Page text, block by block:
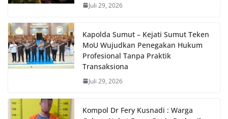
Juli 29, 2026
Kapolda Sumut – Kejati Sumut Teken
MoU Wujudkan Penegakan Hukum
Profesional Tanpa Praktik
Transaksiona
Juli 29, 2026
Kompol Dr Fery Kusnadi : Warga